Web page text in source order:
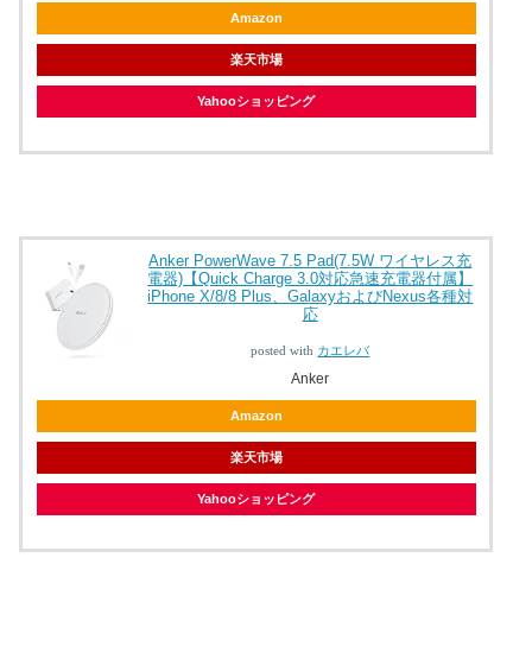
Amazon
楽天市場
Yahooショッピング
Anker PowerWave 7.5 Pad(7.5W ワイヤレス充
電器)【Quick Charge 3.0対応急速充電器付属】
iPhone X/8/8 Plus、GalaxyおよびNexus各種対
応
posted with カエレバ
Anker
Amazon
楽天市場
Yahooショッピング